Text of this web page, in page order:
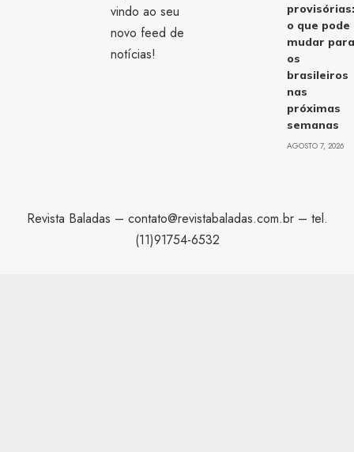
vindo ao seu
novo feed de
notícias!
o que pode
mudar
os
brasileiros
nas
próximas
semanas
AGOSTO 7, 2026
Revista Baladas – contato@revistabaladas.com.br– tel.
(11)91754-6532